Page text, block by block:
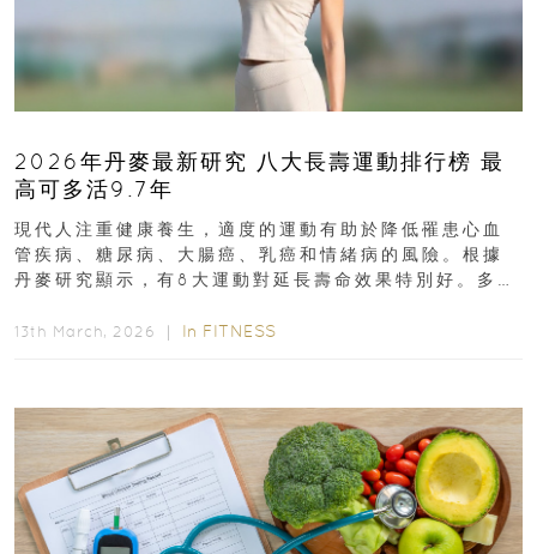
2026年丹麥最新研究 八大長壽運動排行榜 最
高可多活9.7年
現代人注重健康養生，適度的運動有助於降低罹患心血
管疾病、糖尿病、大腸癌、乳癌和情緒病的風險。根據
丹麥研究顯示，有8大運動對延長壽命效果特別好。多做
13th March, 2026 ｜ In FITNESS